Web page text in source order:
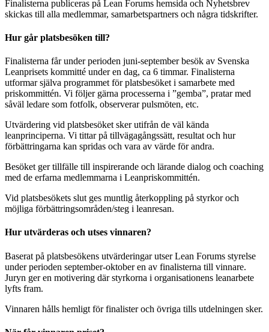
Finalisterna publiceras på Lean Forums hemsida och Nyhetsbrev
skickas till alla medlemmar, samarbetspartners och några tidskrifter.
Hur går platsbesöken till?
Finalisterna får under perioden juni-september besök av Svenska
Leanprisets kommitté under en dag, ca 6 timmar. Finalisterna
utformar själva programmet för platsbesöket i samarbete med
priskommittén. Vi följer gärna processerna i ”gemba”, pratar med
såväl ledare som fotfolk, observerar pulsmöten, etc.
Utvärdering vid platsbesöket sker utifrån de väl kända
leanprinciperna. Vi tittar på tillvägagångssätt, resultat och hur
förbättringarna kan spridas och vara av värde för andra.
Besöket ger tillfälle till inspirerande och lärande dialog och coaching
med de erfarna medlemmarna i Leanpriskommittén.
Vid platsbesökets slut ges muntlig återkoppling på styrkor och
möjliga förbättringsområden/steg i leanresan.
Hur utvärderas och utses vinnaren?
Baserat på platsbesökens utvärderingar utser Lean Forums styrelse
under perioden september-oktober en av finalisterna till vinnare.
Juryn ger en motivering där styrkorna i organisationens leanarbete
lyfts fram.
Vinnaren hålls hemligt för finalister och övriga tills utdelningen sker.